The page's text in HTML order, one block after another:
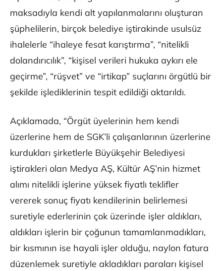
maksadıyla kendi alt yapılanmalarını oluşturan
şüphelilerin, birçok belediye iştirakinde usulsüz
ihalelerle “ihaleye fesat karıştırma”, “nitelikli
dolandırıcılık”, “kişisel verileri hukuka aykırı ele
geçirme”, “rüşvet” ve “irtikap” suçlarını örgütlü bir
şekilde işlediklerinin tespit edildiği aktarıldı.
Açıklamada, “Örgüt üyelerinin hem kendi
üzerlerine hem de SGK’li çalışanlarının üzerlerine
kurdukları şirketlerle Büyükşehir Belediyesi
iştirakleri olan Medya AŞ, Kültür AŞ’nin hizmet
alımı nitelikli işlerine yüksek fiyatlı teklifler
vererek sonuç fiyatı kendilerinin belirlemesi
suretiyle ederlerinin çok üzerinde işler aldıkları,
aldıkları işlerin bir çoğunun tamamlanmadıkları,
bir kısmının ise hayali işler olduğu, naylon fatura
düzenlemek suretiyle akladıkları paraları kişisel